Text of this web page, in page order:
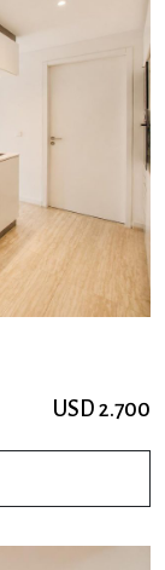
USD 2.700